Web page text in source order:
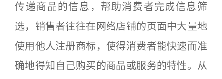
传递商品的信息，帮助消费者完成信息筛
选，销售者往往在网络店铺的页面中大量地
使用他人注册商标，使得消费者能快速而准
确地得知自己购买的商品或服务的特性。从